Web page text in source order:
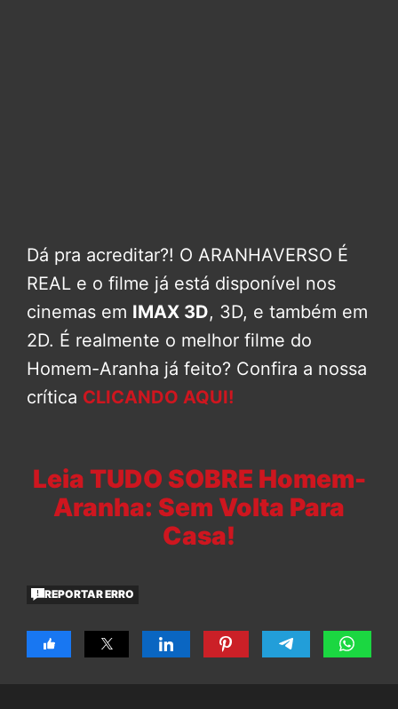
Dá pra acreditar?! O ARANHAVERSO É
REAL e o filme já está disponível nos
cinemas em IMAX 3D, 3D, e também em
2D. É realmente o melhor filme do
Homem-Aranha já feito? Confira a nossa
crítica CLICANDO AQUI!
Leia TUDO SOBRE Homem-
Aranha: Sem Volta Para
Casa!
REPORTAR ERRO